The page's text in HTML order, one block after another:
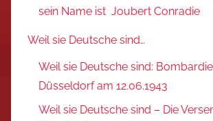
sein Name ist Joubert Conradie
Weil sie Deutsche sind…
Weil sie Deutsche sind:
Düsseldorf am 12.06.1943
Weil sie Deutsche sind – Die